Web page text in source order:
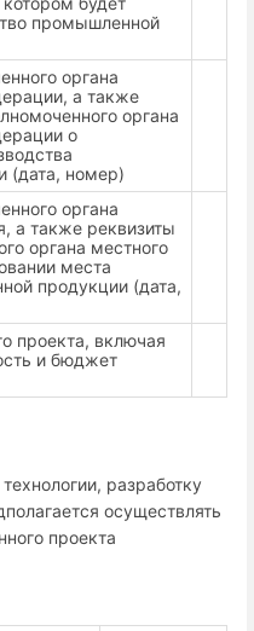
промышленной
органа
а также
органа
о
(дата, номер)
органа
а также реквизиты
органа местного
места
продукции (дата,
проекта, включая
и бюджет
разработку
осуществлять
проекта